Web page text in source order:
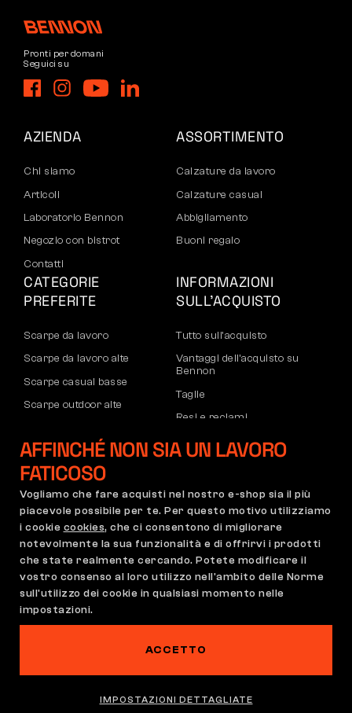
Pronti per domani
Seguici su
AZIENDA
Chi siamo
Articoli
Laboratorio Bennon
Negozio con bistrot
Contatti
ASSORTIMENTO
Calzature da lavoro
Calzature casual
Abbigliamento
Buoni regalo
CATEGORIE
PREFERITE
Scarpe da lavoro
Scarpe da lavoro alte
Scarpe casual basse
Scarpe outdoor alte
Felpe
INFORMAZIONI
SULL’ACQUISTO
Tutto sull’acquisto
Vantaggi dell’acquisto su
Bennon
Taglie
Resi e reclami
Trasporto e pagamento
Reclami e garanzia
Condizioni Generali
Regolamento di Reclamo
Impostazioni dei cookie
GDPR
Italia | Italiano
AFFINCHÉ NON SIA UN LAVORO
FATICOSO
Vogliamo che fare acquisti nel nostro e-shop sia il più
piacevole possibile per te. Per questo motivo utilizziamo
i cookie cookies, che ci consentono di migliorare
notevolmente la sua funzionalità e di offrirvi i prodotti
che state realmente cercando. Potete modificare il
vostro consenso al loro utilizzo nell'ambito delle Norme
sull'utilizzo dei cookie in qualsiasi momento nelle
impostazioni.
ACCETTO
IMPOSTAZIONI DETTAGLIATE